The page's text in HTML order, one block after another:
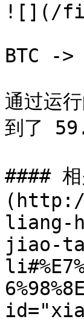
![](/
BTC ->
通过运
到了
####
liang-
jiao-